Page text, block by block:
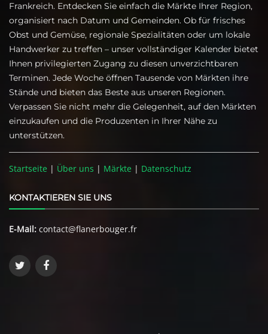
Frankreich. Entdecken Sie einfach die Märkte Ihrer Region,
organisiert nach Datum und Gemeinden. Ob für frisches
Obst und Gemüse, regionale Spezialitäten oder um lokale
Handwerker zu treffen – unser vollständiger Kalender bietet
Ihnen privilegierten Zugang zu diesen unverzichtbaren
Terminen. Jede Woche öffnen Tausende von Märkten ihre
Stände und bieten das Beste aus unseren Regionen.
Verpassen Sie nicht mehr die Gelegenheit, auf den Märkten
einzukaufen und die Produzenten in Ihrer Nähe zu
unterstützen.
Startseite | Über uns | Märkte | Datenschutz
KONTAKTIEREN SIE UNS
E-Mail: contact@flanerbouger.fr